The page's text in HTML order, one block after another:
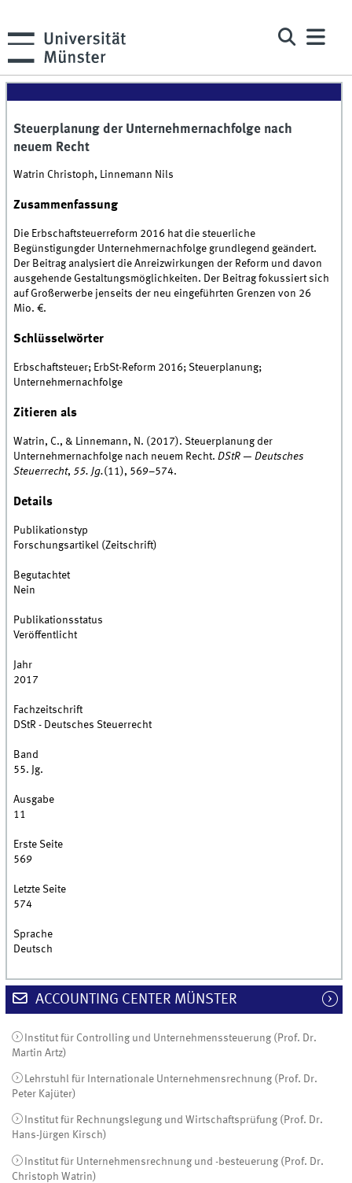
Steuerplanung der Unternehmernachfolge nach
neuem Recht
Watrin Christoph, Linnemann Nils
Zusammenfassung
Die Erbschaftsteuerreform 2016 hat die steuerliche
Begünstigungder Unternehmernachfolge grundlegend geändert.
Der Beitrag analysiert die Anreizwirkungen der Reform und davon
ausgehende Gestaltungsmöglichkeiten. Der Beitrag fokussiert sich
auf Großerwerbe jenseits der neu eingeführten Grenzen von 26
Mio. €.
Schlüsselwörter
Erbschaftsteuer; ErbSt-Reform 2016; Steuerplanung;
Unternehmernachfolge
Zitieren als
Watrin, C., & Linnemann, N. (2017). Steuerplanung der
Unternehmernachfolge nach neuem Recht.DStR — Deutsches
Steuerrecht, 55. Jg.(11), 569–574.
Details
Publikationstyp
Forschungsartikel (Zeitschrift)
Begutachtet
Nein
Publikationsstatus
Veröffentlicht
Jahr
2017
Fachzeitschrift
DStR - Deutsches Steuerrecht
Band
55. Jg.
Ausgabe
11
Erste Seite
569
Letzte Seite
574
Sprache
Deutsch
ACCOUNTING CENTER MÜNSTER
Institut für Controlling und Unternehmenssteuerung (Prof. Dr.
Martin Artz)
Lehrstuhl für Internationale Unternehmensrechnung (Prof. Dr.
Peter Kajüter)
Institut für Rechnungslegung und Wirtschaftsprüfung (Prof. Dr.
Hans-Jürgen Kirsch)
Institut für Unternehmensrechnung und -besteuerung (Prof. Dr.
Christoph Watrin)